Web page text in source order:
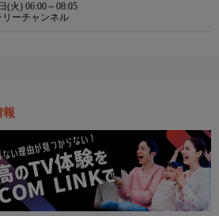
(火) 06:00～08:05
リーチャンネル
報